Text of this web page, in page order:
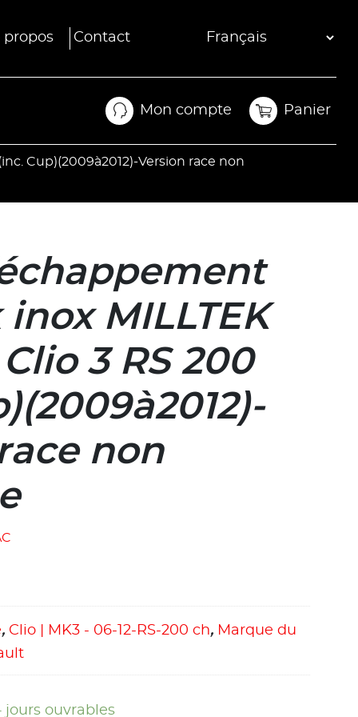
propos Contact
Mon compte
Mon compte
Panier
Panier
Cup)(2009à2012)-Version race non
MILLTEK
3 RS 200
non
, Clio | MK3 - 06-12-RS-200 ch, Marque du
jours ouvrables